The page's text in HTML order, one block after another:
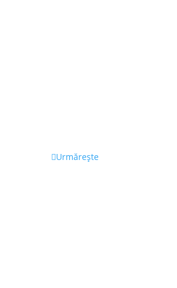
Urmărește